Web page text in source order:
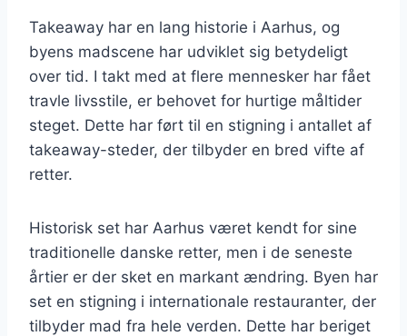
Takeaway har en lang historie i Aarhus, og
byens madscene har udviklet sig betydeligt
over tid. I takt med at flere mennesker har fået
travle livsstile, er behovet for hurtige måltider
steget. Dette har ført til en stigning i antallet af
takeaway-steder, der tilbyder en bred vifte af
retter.
Historisk set har Aarhus været kendt for sine
traditionelle danske retter, men i de seneste
årtier er der sket en markant ændring. Byen har
set en stigning i internationale restauranter, der
tilbyder mad fra hele verden. Dette har beriget